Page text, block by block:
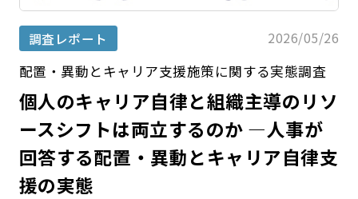
調査レポート 2026/05/26
個人のキャリア自律と組織主導のリソ
ースシフトは両立するのか —人事が
回答する配置・異動とキャリア自律支
援の実態
配置・異動とキャリア支援施策に関する実態調査